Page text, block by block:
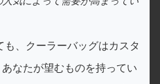
、クーラーバッグはカスタ
なたが望むものを持ってい